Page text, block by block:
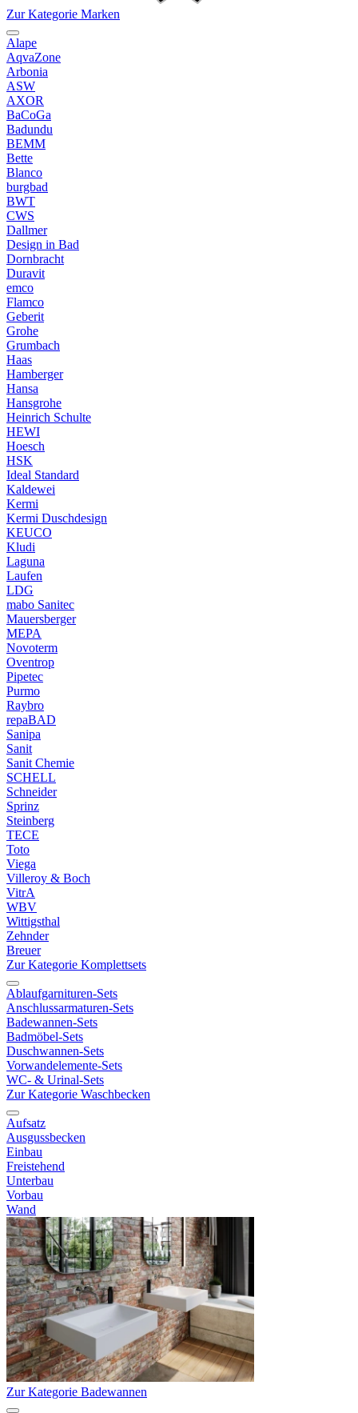
Zur Kategorie Marken
Alape
AqvaZone
Arbonia
ASW
AXOR
BaCoGa
Badundu
BEMM
Bette
Blanco
burgbad
BWT
CWS
Dallmer
Design in Bad
Dornbracht
Duravit
emco
Flamco
Geberit
Grohe
Grumbach
Haas
Hamberger
Hansa
Hansgrohe
Heinrich Schulte
HEWI
Hoesch
HSK
Ideal Standard
Kaldewei
Kermi
Kermi Duschdesign
KEUCO
Kludi
Laguna
Laufen
LDG
mabo Sanitec
Mauersberger
MEPA
Novoterm
Oventrop
Pipetec
Purmo
Raybro
repaBAD
Sanipa
Sanit
Sanit Chemie
SCHELL
Schneider
Sprinz
Steinberg
TECE
Toto
Viega
Villeroy & Boch
VitrA
WBV
Wittigsthal
Zehnder
Breuer
Zur Kategorie Komplettsets
Ablaufgarnituren-Sets
Anschlussarmaturen-Sets
Badewannen-Sets
Badmöbel-Sets
Duschwannen-Sets
Vorwandelemente-Sets
WC- & Urinal-Sets
Zur Kategorie Waschbecken
Aufsatz
Ausgussbecken
Einbau
Freistehend
Unterbau
Vorbau
Wand
Zur Kategorie Badewannen